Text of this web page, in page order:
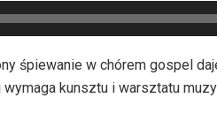
śpiewanie w chórem gospel
wymaga kunsztu i warsztatu